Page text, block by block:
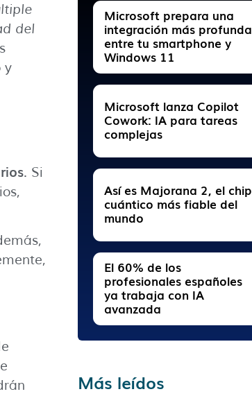
del
y
. Si
Microsoft prepara una
integración más profunda
entre tu smartphone y
Windows 11
Microsoft lanza Copilot
Cowork: IA para tareas
complejas
Así es Majorana 2, el chip
cuántico más fiable del
mundo
El 60% de los
profesionales españoles
ya trabaja con IA
avanzada
Más leídos